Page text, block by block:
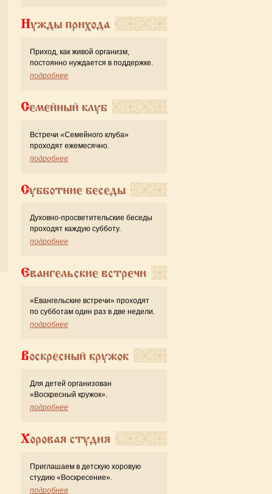
Нужды прихода
Приход, как живой организм,
постоянно нуждается в поддержке.
подробнее
Семейный клуб
Встречи «Семейного клуба»
проходят ежемесячно.
подробнее
Субботние беседы
Духовно-просветительские беседы
проходят каждую субботу.
подробнее
Евангельские встречи
«Евангельские встречи» проходят
по субботам один раз в две недели.
подробнее
Воскресный кружок
Для детей организован
«Воскресный кружок».
подробнее
Хоровая студия
Приглашаем в детскую хоровую
студию «Воскресение».
подробнее